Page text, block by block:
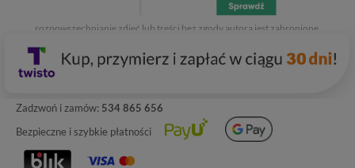
Zadzwoń i zamów: 534 865 656
Bezpieczne i szybkie płatności
. Kopiowanie, przetwarzanie,
rozpowszechnianie zdjęć lub treści bez zgody autora jest zabronione.